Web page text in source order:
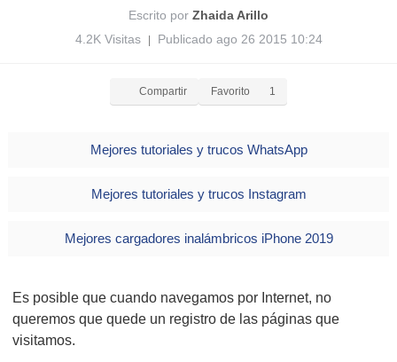
Escrito por Zhaida Arillo
4.2K Visitas
Publicado ago 26 2015 10:24
Compartir Favorito 1
Mejores tutoriales y trucos WhatsApp
Mejores tutoriales y trucos Instagram
Mejores cargadores inalámbricos iPhone 2019
Es posible que cuando navegamos por Internet, no
queremos que quede un registro de las páginas que
visitamos.